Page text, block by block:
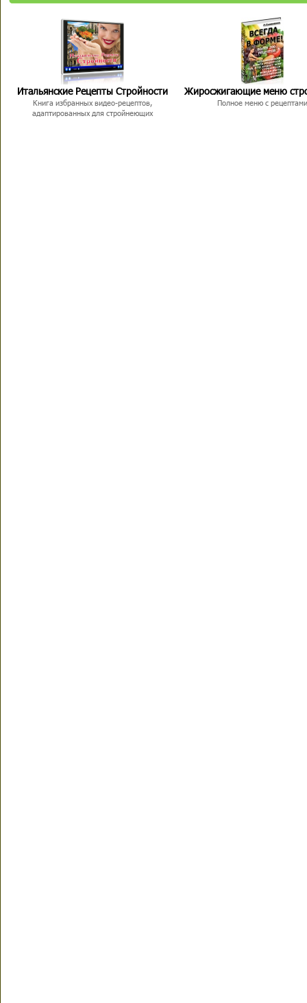
Итальянские Рецепты Стройности
Книга избранных видео-рецептов,
адаптированных для стройнеющих
Жиросжигающие меню
Полное меню с рецептами